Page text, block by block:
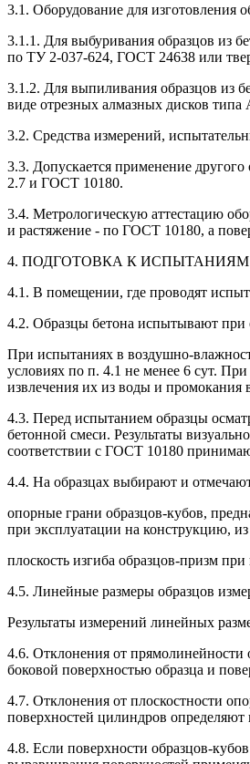
3.1. Оборудование для изготовления
3.1.1. Для выбуривания образцов из
по ТУ 2-037-624, ГОСТ 24638 или
3.1.2. Для выпиливания образцов из
виде отрезных алмазных дисков
3.2. Средства измерений,
3.3. Допускается применение
2.7 и ГОСТ 10180.
3.4. Метрологическую аттестацию
и растяжение - по ГОСТ 10180, а
4. ПОДГОТОВКА К ИСПЫТАНИЯМ
4.1. В помещении, где проводят
4.2. Образцы бетона испытывают при
При испытаниях в воздушно-
условиях по п. 4.1 не менее 6 сут.
извлечения их из воды и
4.3. Перед испытанием образцы
бетонной смеси. Результаты
соответствии с ГОСТ 10180
4.4. На образцах выбирают и
опорные грани образцов-кубов,
при эксплуатации на конструкцию, из
плоскость изгиба образцов-призм
4.5. Линейные размеры образцов
Результаты измерений линейных
4.6. Отклонения от
боковой поверхностью образца и
4.7. Отклонения от плоскостности
поверхностей цилиндров
4.8. Если поверхности образцов-